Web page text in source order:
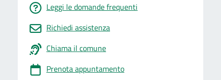
Leggi le domande frequenti
Richiedi assistenza
Chiama il comune
Prenota appuntamento